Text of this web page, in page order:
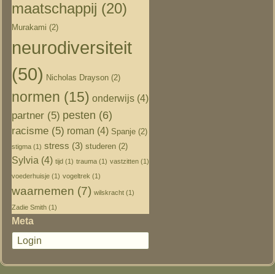
maatschappij (20)
Murakami (2)
neurodiversiteit
(50) Nicholas Drayson (2)
normen (15) onderwijs (4)
partner (5) pesten (6)
racisme (5) roman (4) Spanje (2)
stigma (1) stress (3) studeren (2)
Sylvia (4) tijd (1) trauma (1) vastzitten (1)
voederhuisje (1) vogeltrek (1)
waarnemen (7) wilskracht (1)
Zadie Smith (1)
Meta
Login